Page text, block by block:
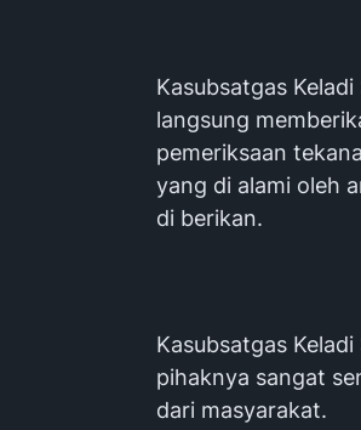
Kasubsatgas
langsung
pemeriksaan
yang di alami oleh
di berikan.
Kasubsatgas
pihaknya sangat
dari masyarakat.